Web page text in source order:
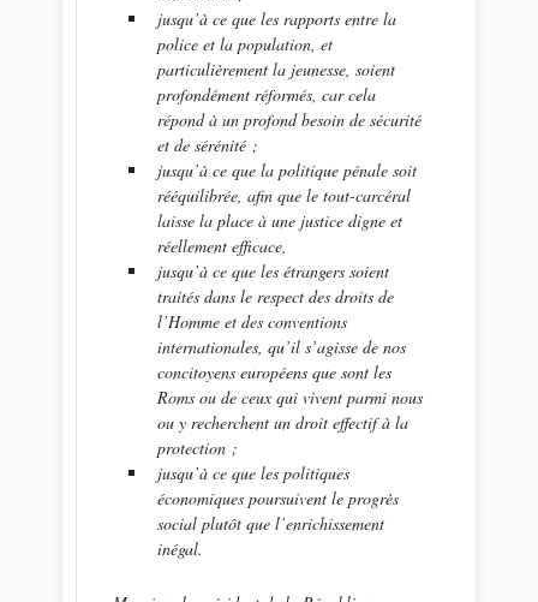
jusqu’à ce que les rapports entre la
police et la population, et
particulièrement la jeunesse, soient
profondément réformés, car cela
répond à un profond besoin de sécurité
et de sérénité ;
jusqu’à ce que la politique pénale soit
rééquilibrée, afin que le tout-carcéral
laisse la place à une justice digne et
réellement efficace,
jusqu’à ce que les étrangers soient
traités dans le respect des droits de
l’Homme et des conventions
internationales, qu’il s’agisse de nos
concitoyens européens que sont les
Roms ou de ceux qui vivent parmi nous
ou y recherchent un droit effectif à la
protection ;
jusqu’à ce que les politiques
économiques poursuivent le progrès
social plutôt que l’enrichissement
inégal.